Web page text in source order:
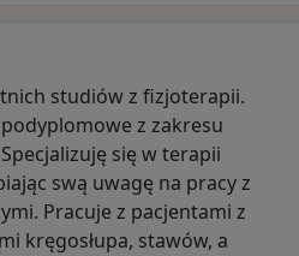
studiów z fizjoterapii.
z zakresu
się w terapii
swą uwagę na pracy z
Pracuje z pacjentami z
kręgosłupa, stawów, a